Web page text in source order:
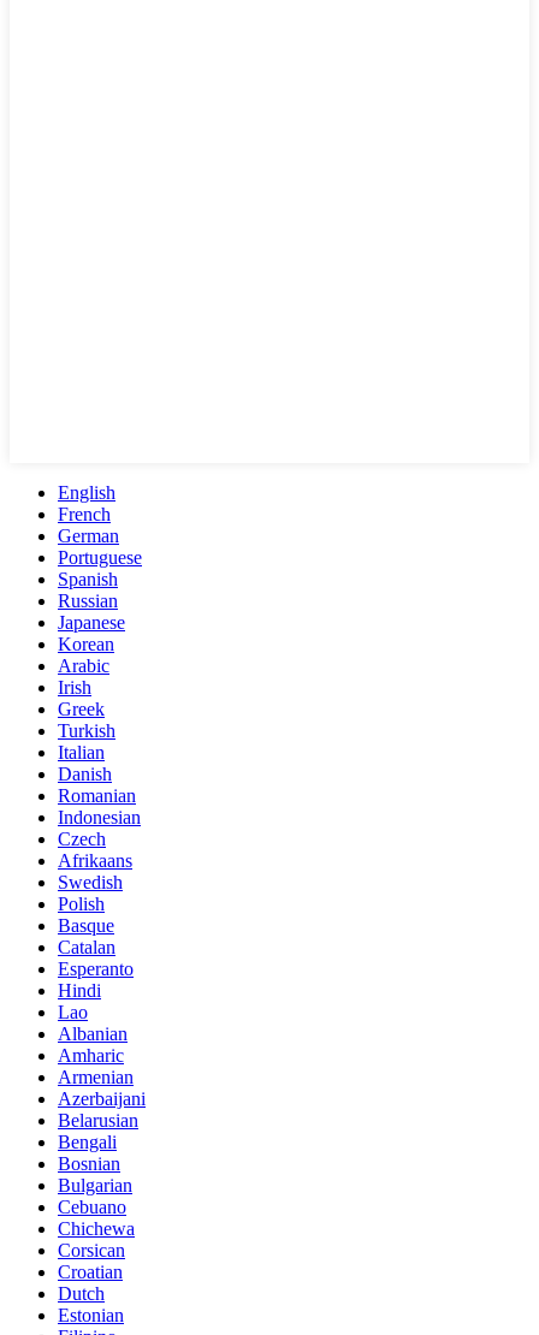
English
French
German
Portuguese
Spanish
Russian
Japanese
Korean
Arabic
Irish
Greek
Turkish
Italian
Danish
Romanian
Indonesian
Czech
Afrikaans
Swedish
Polish
Basque
Catalan
Esperanto
Hindi
Lao
Albanian
Amharic
Armenian
Azerbaijani
Belarusian
Bengali
Bosnian
Bulgarian
Cebuano
Chichewa
Corsican
Croatian
Dutch
Estonian